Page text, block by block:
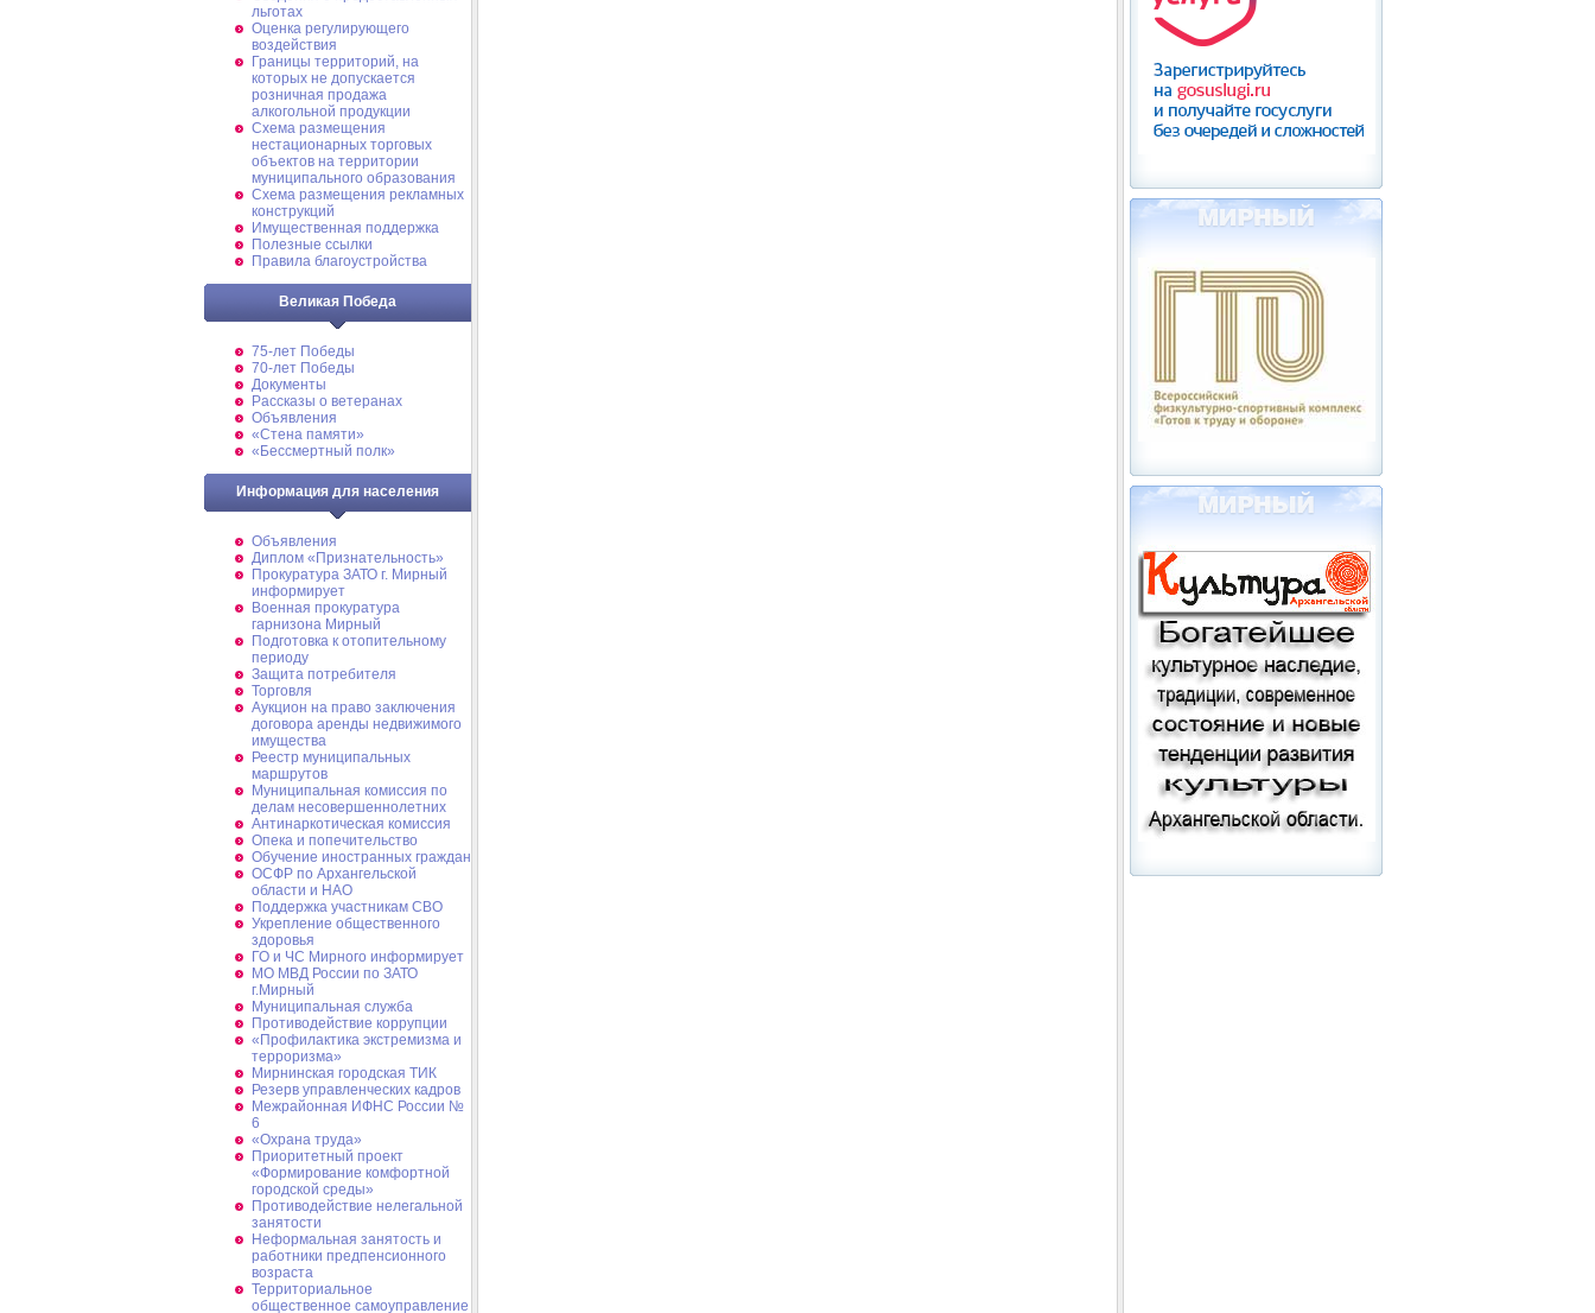
льготах
Оценка регулирующего
воздействия
Границы территорий, на
которых не допускается
розничная продажа
алкогольной продукции
Схема размещения
нестационарных торговых
объектов на территории
муниципального образования
Схема размещения рекламных
конструкций
Имущественная поддержка
Полезные ссылки
Правила благоустройства
Великая Победа
75-лет Победы
70-лет Победы
Документы
Рассказы о ветеранах
Объявления
«Стена памяти»
«Бессмертный полк»
Информация для населения
Объявления
Диплом «Признательность»
Прокуратура ЗАТО г. Мирный
информирует
Военная прокуратура
гарнизона Мирный
Подготовка к отопительному
периоду
Защита потребителя
Торговля
Аукцион на право заключения
договора аренды недвижимого
имущества
Реестр муниципальных
маршрутов
Муниципальная комиссия по
делам несовершеннолетних
Антинаркотическая комиссия
Опека и попечительство
Обучение иностранных граждан
ОСФР по Архангельской
области и НАО
Поддержка участникам СВО
Укрепление общественного
здоровья
ГО и ЧС Мирного информирует
МО МВД России по ЗАТО
г.Мирный
Муниципальная cлужба
Противодействие коррупции
«Профилактика экстремизма и
терроризма»
Мирнинская городская ТИК
Резерв управленческих кадров
Межрайонная ИФНС России №
6
«Охрана труда»
Приоритетный проект
«Формирование комфортной
городской среды»
Противодействие нелегальной
занятости
Неформальная занятость и
работники предпенсионного
возраста
Территориальное
общественное самоуправление